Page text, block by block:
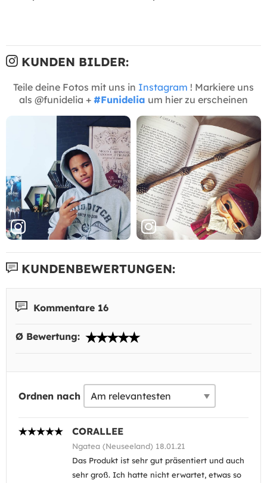
KUNDEN BILDER:
Teile deine Fotos mit uns in Instagram ! Markiere uns
als @funidelia + #Funidelia um hier zu erscheinen
KUNDENBEWERTUNGEN:
Kommentare 16
Ø Bewertung:
Ordnen nach
CORALLEE
Ngatea (Neuseeland) 18.01.21
Das Produkt ist sehr gut präsentiert und auch
sehr groß. Ich hatte nicht erwartet, etwas so